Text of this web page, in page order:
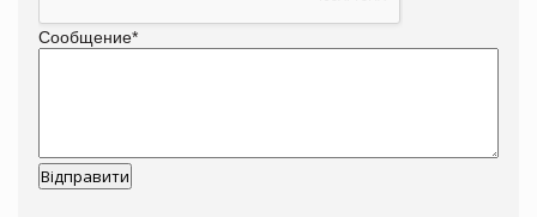
Сообщение*